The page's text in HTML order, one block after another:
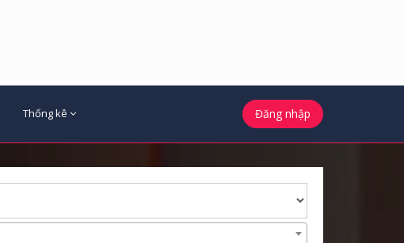
Thống kê Đăng nhập